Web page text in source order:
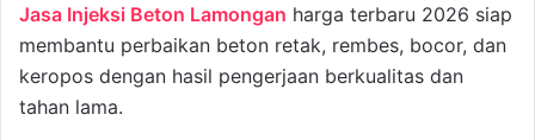
Jasa Injeksi Beton Lamongan harga terbaru 2026 siap
membantu perbaikan beton retak, rembes, bocor, dan
keropos dengan hasil pengerjaan berkualitas dan
tahan lama.